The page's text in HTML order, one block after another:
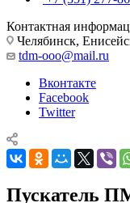
Контактная
Челябинск,
tdm-ooo@mail.ru
Вконтакте
Facebook
Twitter
Пускатель